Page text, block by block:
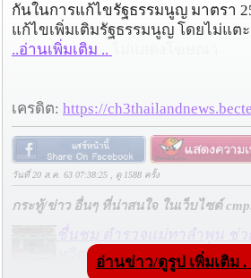
กันในการแก้ไขรัฐธรรมนูญ มาตรา
แก้ไขเพิ่มเติมรัฐธรรมนูญ โดยไม่แตะ
..อ่านเพิ่มเติม ..
เครดิต: https://
วันที่ 20 ส.ค. 63 07:38:25 , ดู 1588 ครั้ง
กระทู้/ข่าว อื่นๆ ที่น่าสนใจ ในเว็บไซต์
ชื่นชม ตำรวจแม่ทาลำพูน ช่ว
หวิดสูญเงินเกือบสองแสน โชค
ประสาน สตช.สายด่วน 1441
อ่านข่าว/ดูรูป เพิ่มเติม